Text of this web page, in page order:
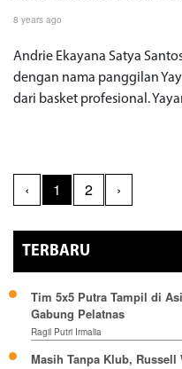
8 years ago
Andrie Ekayana Satya
dengan nama panggilan
dari basket profesional.
‹ 1 2 ›
TERBARU
Tim 5x5 Putra Tampil di
Gabung Pelatnas
Ragil Putri Irmalia
Masih Tanpa Klub, Russell